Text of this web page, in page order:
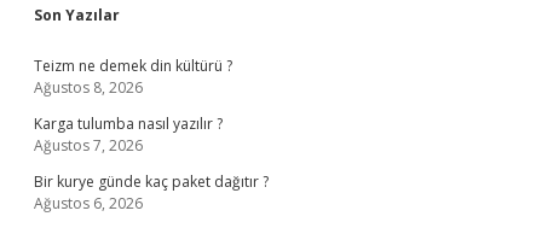
Sidebar
Son Yazılar
Teizm ne demek din kültürü ?
Ağustos 8, 2026
Karga tulumba nasıl yazılır ?
Ağustos 7, 2026
Bir kurye günde kaç paket dağıtır ?
Ağustos 6, 2026